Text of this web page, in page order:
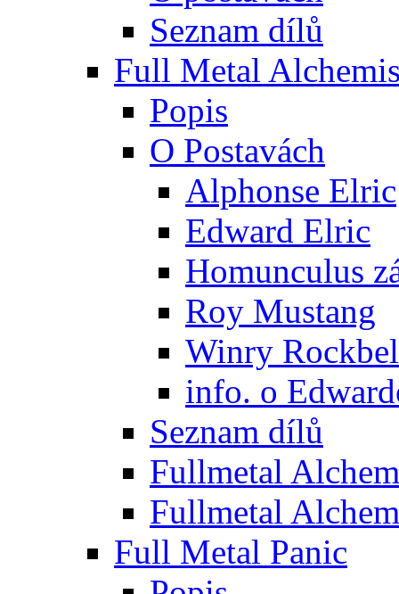
Seznam dílů
Full Metal
Popis
O Postavách
Alphonse Elric
Edward Elric
Homunculus
Roy Mustang
Winry
info. o
Seznam dílů
Fullmetal
Fullmetal
Full Metal Panic